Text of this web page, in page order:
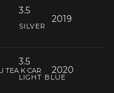
3.5
2019
SILVER
3.5
TEA K CAR 2020
LIGHT BLUE